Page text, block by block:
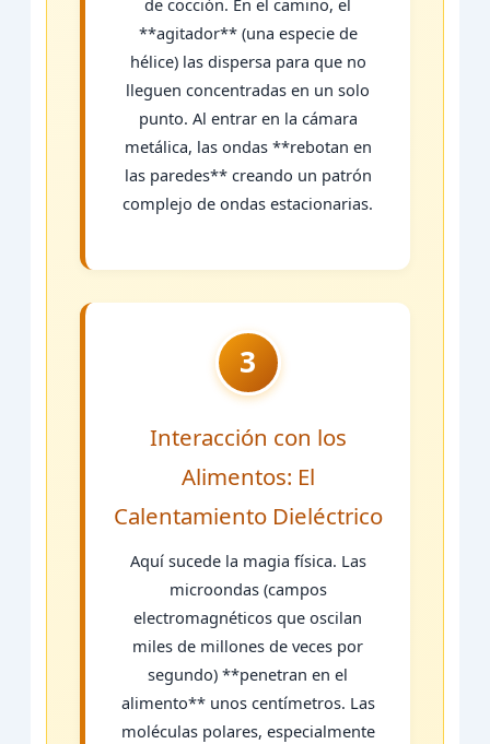
**agitador** (una especie de
hélice) las dispersa para que no
lleguen concentradas en un solo
punto. Al entrar en la cámara
metálica, las ondas **rebotan en
las paredes** creando un patrón
complejo de ondas estacionarias.
3
Interacción con los
Alimentos: El
Calentamiento Dieléctrico
Aquí sucede la magia física. Las
microondas (campos
electromagnéticos que oscilan
miles de millones de veces por
segundo) **penetran en el
alimento** unos centímetros. Las
moléculas polares, especialmente